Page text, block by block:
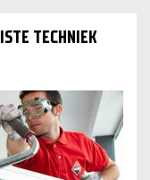
TECHNIEK